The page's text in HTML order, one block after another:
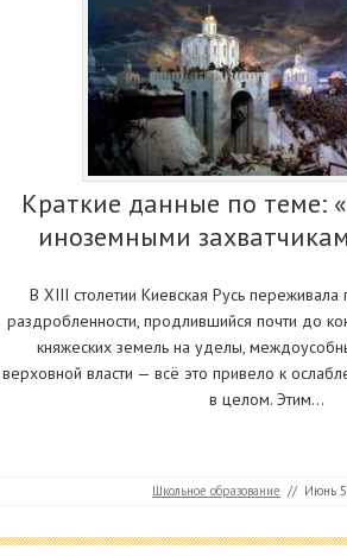
Краткие данные по теме:
иноземными
В XIII столетии Киевская Русь переживала
раздробленности, продлившийся почти до
княжеских земель на уделы,
верховной власти — всё это привело к
в целом. Этим…
Школьное образование // Июнь